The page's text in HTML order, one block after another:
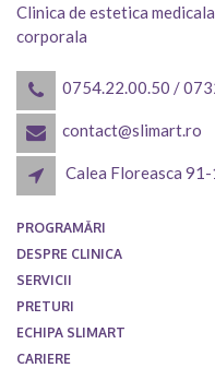
Clinica de estetica
corporala
0754.22.00.50 /
contact@slimart.ro
Calea Floreasca
PROGRAMĂRI
DESPRE CLINICA
SERVICII
PRETURI
ECHIPA SLIMART
CARIERE